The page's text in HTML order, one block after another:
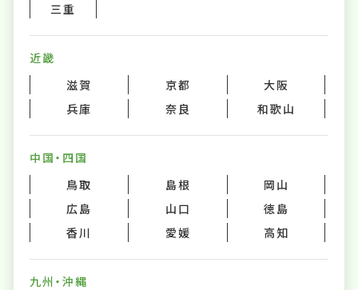
三重
近畿
滋賀
京都
大阪
兵庫
奈良 和歌山
中国・四国
鳥取
島根
岡山
広島
山口
徳島
香川
愛媛 高知
九州・沖縄